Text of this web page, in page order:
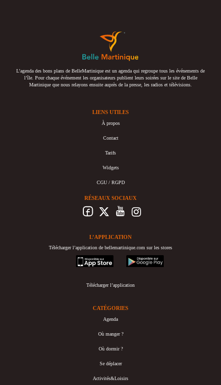
L’agenda des bons plans de BelleMartinique est un agenda qui regroupe tous les événements de
l’île. Pour chaque événement les organisateurs publient leurs soirées sur le site de Belle
Martinique que nous relayons ensuite auprès de la presse, les radios et télévisions.
LIENS UTILES
À propos
Contact
Tarifs
Widgets
CGU / RGPD
RÉSEAUX SOCIAUX
L’APPLICATION
Télécharger l’application de bellemartinique.com sur les stores
appstore
googleplay
Télécharger l’application
CATÉGORIES
Agenda
Où manger ?
Où dormir ?
Se déplacer
Activités&Loisirs